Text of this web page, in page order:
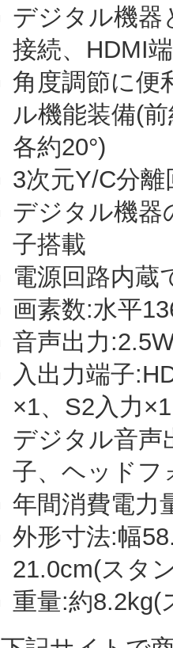
デジタル機器
接続、HDMI
角度調節に便
ル機能装備(
各約20°)
3次元Y/C分離
デジタル機器
子搭載
電源回路内蔵
画素数:水平
音声出力
入出力端子
×1、S2入力
デジタル音声
子、ヘッドフ
年間消費電力
外形寸法:幅
21.0cm(スタ
重量:約8.2kg(